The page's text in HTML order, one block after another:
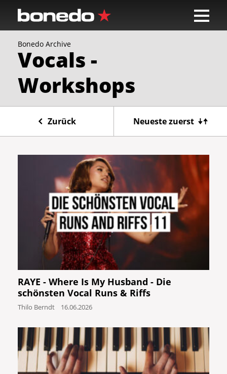
Bonedo Archive
Vocals -
Workshops
Zurück Neueste zuerst
RAYE - Where Is My Husband - Die
schönsten Vocal Runs & Riffs
Thilo Berndt 16.06.2026